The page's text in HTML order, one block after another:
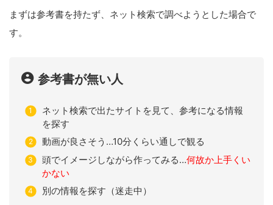
まずは参考書を持たず、ネット検索で調べようとした場合で
す。
参考書が無い人
ネット検索で出たサイトを見て、参考になる情報
を探す
動画が良さそう…10分くらい通しで観る
頭でイメージしながら作ってみる…何故か上手くい
かない
別の情報を探す（迷走中）